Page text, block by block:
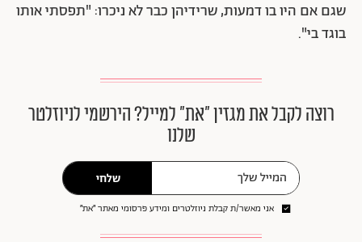
שגם אם היו בו דמעות, שרידיהן כבר לא ניכרו: "תפסתי אותו
בוגד בי".
רוצה לקבל את מגזין ״את״ למייל? הירשמי לניוזלטר
שלנו
שלחי
אני מאשר/ת קבלת ניוזלטרים ומידע פרסומי מאתר ״את״